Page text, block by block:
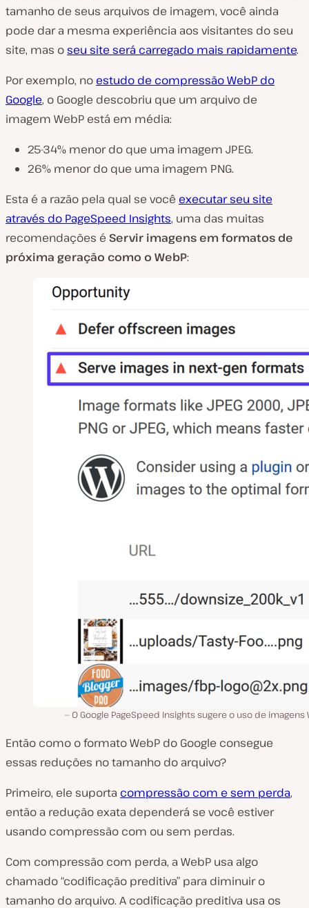
tamanho de seus arquivos de imagem, você ainda
pode dar a mesma experiência aos visitantes do seu
site, mas oseu site será carregado mais rapidamente.
Por exemplo, no estudo de compressão WebP do
Google, o Google descobriu que um arquivo de
imagem WebP está em média:
25-34% menor do que uma imagem JPEG.
26% menor do que uma imagem PNG.
Esta é a razão pela qual se você executar seu site
através do PageSpeed Insights, uma das muitas
recomendações é Servir imagens em formatos de
próxima geração como o WebP:
O Google PageSpeed Insights sugere o uso de imagens
Então como o formato WebP do Google consegue
essas reduções no tamanho do arquivo?
Primeiro, ele suporta compressão com e sem perda,
então a redução exata dependerá se você estiver
usando compressão com ou sem perdas.
Com compressão com perda, a WebP usa algo
chamado “codificação preditiva” para diminuir o
tamanho do arquivo. A codificação preditiva usa os